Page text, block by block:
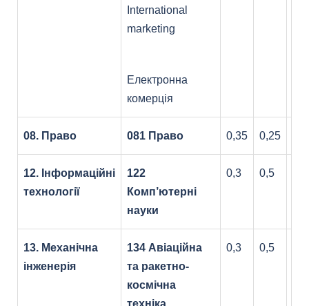
International
marketing
Електронна
комерція
08. Право 081 Право 0,35 0,25
12. Інформаційні
технології
122
Комп’ютерні
науки
0,3 0,5
13. Механічна
інженерія
134 Авіаційна
та ракетно-
космічна
техніка
0,3 0,5